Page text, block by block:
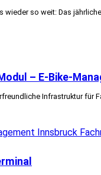
wieder so weit: Das
– E-Bike-
Infrastruktur für